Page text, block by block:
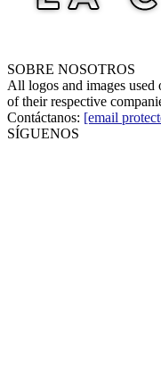
SOBRE NOSOTROS
All logos and images used
of their respective
Contáctanos: [email
SÍGUENOS